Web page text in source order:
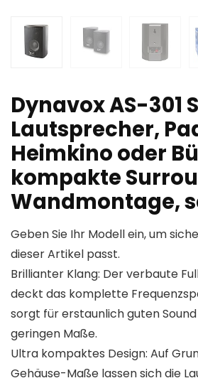
Dynavox AS-301
Lautsprecher,
Heimkino oder
kompakte
Wandmontage,
Geben Sie Ihr Modell ein, um
dieser Artikel passt.
Brillianter Klang: Der verbaute
deckt das komplette
sorgt für erstaunlich guten
geringen Maße.
Ultra kompaktes Design: Auf
Gehäuse-Maße lassen sich die